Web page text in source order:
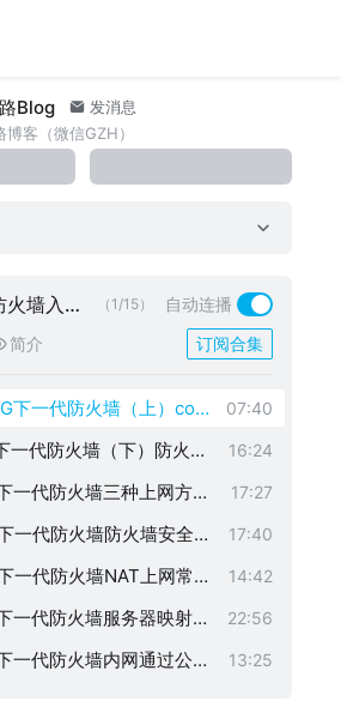
Blog
发消息
博客（微信GZH）
墙入门
（1/15）
自动连播
简介 订阅合集
下一代防火墙（上）con
局初始化（还不会如何
07:40
一代防火墙（下）防火墙
器如何桥接进行WEB管
16:24
一代防火墙三种上网方式
网就这么配置的）
17:27
一代防火墙防火墙安全策
略傻傻分不清楚）
17:40
一代防火墙NAT上网常见
结合怎么配合好）
14:42
一代防火墙服务器映射（
题汇总）
22:56
一代防火墙内网通过公网
13:25